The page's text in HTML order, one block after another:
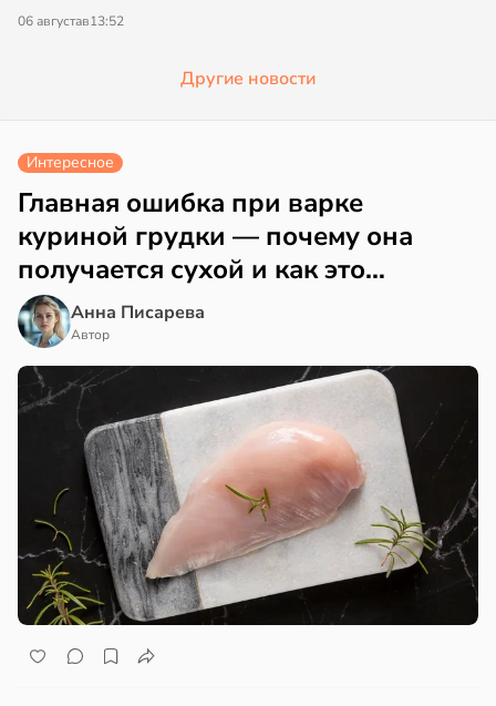
06 августав13:52
Другие новости
Интересное
Главная ошибка при варке
куриной грудки — почему она
получается сухой и как это
исправить
Анна Писарева
Автор